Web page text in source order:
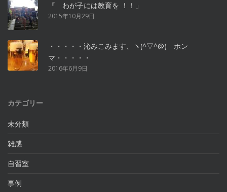
『 わが子には教育を ！！」
2015年10月29日
・・・・・沁みこみます、ヽ(^▽^@) ホン
マ・・・・・
2016年6月9日
カテゴリー
未分類
雑感
自習室
事例